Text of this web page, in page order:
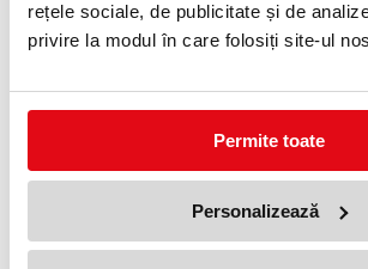
rețele sociale, de publicitate și de
privire la modul în care folosiți site-ul
Permite toate
Personalizează
utilizare spalati-va pe maini.
Culori disponibile: corai, verde, galben, roz,
comanda, livrarea se face aleatoriu.
Pretul afisat este pentru 1 punga.
Produsul este o excelenta alegere pentru
proiecte scolare, pentru a construi forme
va starni imaginatia pe masura ce copiii isi
jucaria este o completare binevenita pentru
Ambalaj: punga zip.